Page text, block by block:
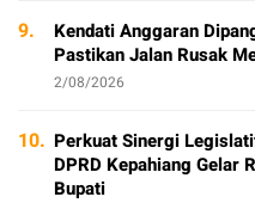
9.
Kendati Anggaran
Pastikan Jalan Rusak
2/08/2026
10. Perkuat Sinergi
DPRD Kepahiang Gelar
Bupati